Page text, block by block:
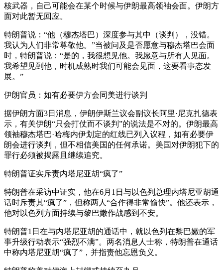
核武器，自己可能会在某个时候与伊朗最高领袖会面。伊朗方
面对此暂无回应。
特朗普说：“他（穆杰塔巴）深度参与其中（谈判），没错。
我认为人们非常尊敬他。”当被问及是否愿意与穆杰塔巴会面
时，特朗普说：“是的，我很想见他。我愿意与所有人见面。
我希望见到他，时机成熟时我们可能会见面，这要看事态发
展。”
伊朗官员：如有必要伊方会同美进行谈判
据伊朗方面3日消息，伊朗伊斯兰议会副议长阿里·尼克扎德表
示，有关伊朗“只会打仗而不谈判”的说法是不对的。伊朗最高
领袖穆杰塔巴·哈梅内伊划定的红线已列入议程，如有必要伊
朗会进行谈判，但不相信美国的任何承诺。美国对伊朗犯下的
罪行必须被揭露且继续追究。
特朗普证实斥责内塔尼亚胡“疯了”
特朗普在采访中证实，他在6月1日与以色列总理内塔尼亚胡通
话时斥责其“疯了”，但称两人“合作得非常愉快”。他还表示，
他对以色列方面持续与黎巴嫩作战感到不安。
特朗普1日在与内塔尼亚胡的通话中，就以色列在黎巴嫩的军
事升级行动表示“强烈不满”。两名消息人士称，特朗普在通话
中称内塔尼亚胡“疯了”，并指责他忘恩负义。